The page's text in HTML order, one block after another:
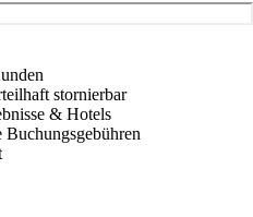
stornierbar
& Hotels
Buchungsgebühren